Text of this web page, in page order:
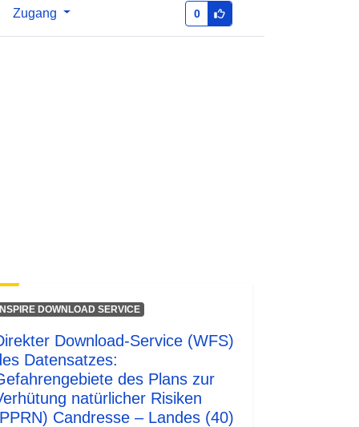
Zugang 0
http://inspire.ec.europa.eu/metadata-
DOWNLOAD SERVICE
Download-Service (WFS)
Datensatzes:
des Plans zur
natürlicher Risiken
Candresse – Landes (40)